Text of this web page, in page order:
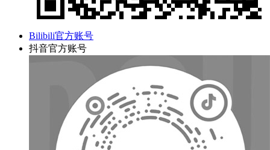
Bilibili官方账号
抖音官方账号